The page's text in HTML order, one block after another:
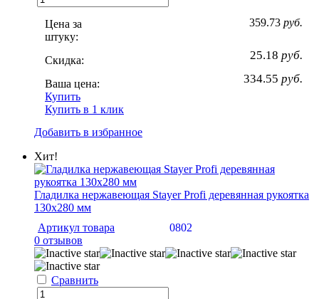
Цена за
штуку:
359.73 руб.
Скидка: 25.18 руб.
Ваша цена: 334.55 руб.
Купить
Купить в 1 клик
Добавить в избранное
Хит!
Гладилка нержавеющая Stayer Profi деревянная рукоятка
130х280 мм
Артикул товара
0802
0 отзывов
Сравнить